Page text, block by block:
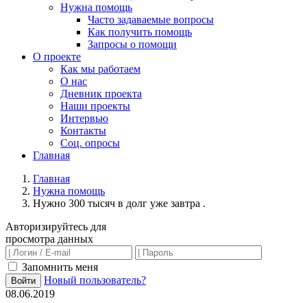
Нужна помощь
Часто задаваемые вопросы
Как получить помощь
Запросы о помощи
О проекте
Как мы работаем
О нас
Дневник проекта
Наши проекты
Интервью
Контакты
Соц. опросы
Главная
Главная
Нужна помощь
Нужно 300 тысяч в долг уже завтра .
Авторизируйтесь для
просмотра данных
Запомнить меня
Войти
Новый пользователь?
08.06.2019